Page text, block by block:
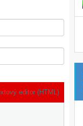
editor (HTML)